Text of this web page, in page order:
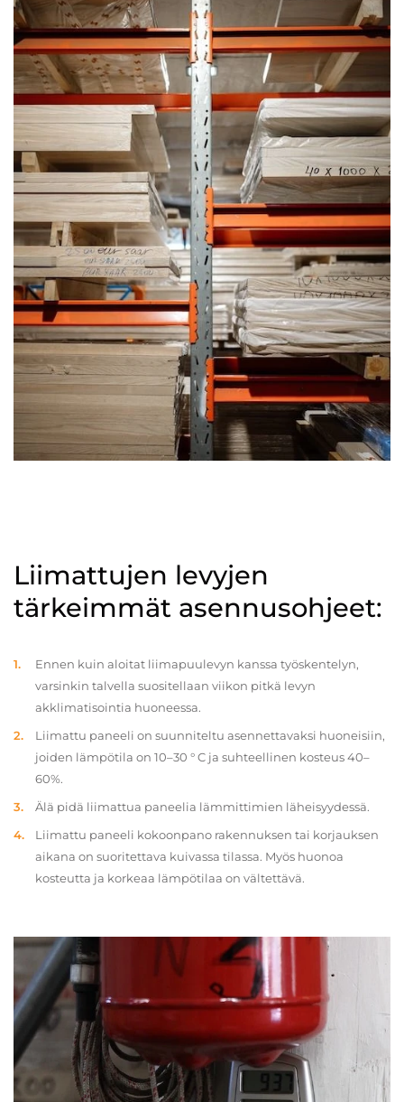
Liimattujen levyjen
tärkeimmät asennusohjeet:
Ennen kuin aloitat liimapuulevyn kanssa työskentelyn,
varsinkin talvella suositellaan viikon pitkä levyn
akklimatisointia huoneessa.
Liimattu paneeli on suunniteltu asennettavaksi huoneisiin,
joiden lämpötila on 10–30 ° C ja suhteellinen kosteus 40–
60%.
Älä pidä liimattua paneelia lämmittimien läheisyydessä.
Liimattu paneeli kokoonpano rakennuksen tai korjauksen
aikana on suoritettava kuivassa tilassa. Myös huonoa
kosteutta ja korkeaa lämpötilaa on vältettävä.